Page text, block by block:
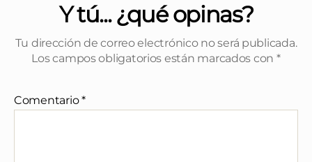
Y tú... ¿qué opinas?
Tu dirección de correo electrónico no será publicada.
Los campos obligatorios están marcados con *
Comentario*